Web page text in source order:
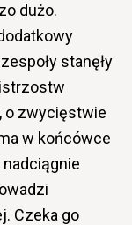
dużo.
stanęły
o zwycięstwie
w końcówce
Czeka go